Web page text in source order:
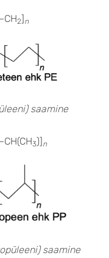
–CH2]n
saamine
–CH(CH3)]n
saamine